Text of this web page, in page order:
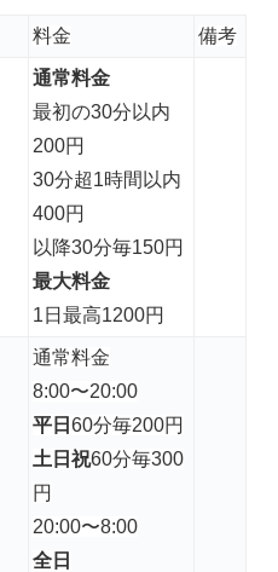
料金 備考
通常料金
最初の30分以内
200円
30分超1時間以内
400円
以降30分毎150円
最大料金
1日最高1200円
通常料金
8:00〜20:00
平日 60分毎200円
土日祝60分毎300
円
20:00〜8:00
全日